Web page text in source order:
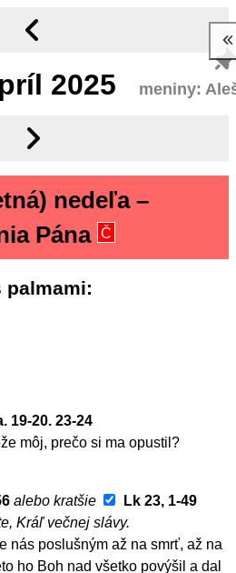
2025 meniny:
nedeľa –
Pána Č
palmami
19-20. 23-24
môj, prečo si ma opustil?
alebo kratšie
Lk 23, 1-49
Kráľ večnej slávy.
nás poslušným až na smrť, až na
ho Boh nad všetko povýšil a dal